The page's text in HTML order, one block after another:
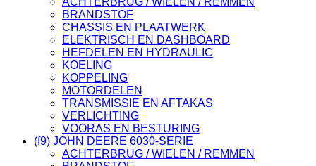
BRANDSTOF
CHASSIS EN PLAATWERK
ELEKTRISCH EN DASHBOARD
HEFDELEN EN HYDRAULIC
KOELING
KOPPELING
MOTORDELEN
TRANSMISSIE EN AFTAKAS
VERLICHTING
VOORAS EN BESTURING
(f9) JOHN DEERE 6030-SERIE
ACHTERBRUG / WIELEN / REMMEN